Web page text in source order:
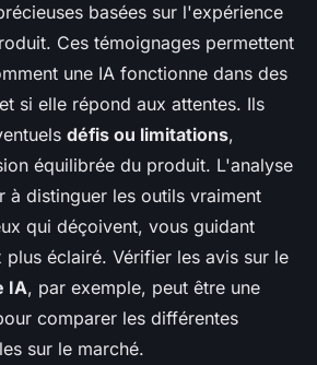
basées sur l'expérience
Ces témoignages permettent
une IA fonctionne dans des
si elle répond aux attentes. Ils
défis ou limitations,
équilibrée du produit. L'analyse
à distinguer les outils vraiment
qui déçoivent, vous guidant
plus éclairé. Vérifier les avis sur le
IA, par exemple, peut être une
comparer les différentes
sur le marché.